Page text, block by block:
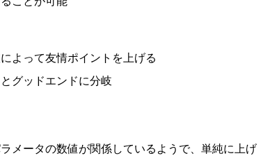
よって友情ポイントを上げる
グッドエンドに分岐
メータの数値が関係しているようで、単純に上げ